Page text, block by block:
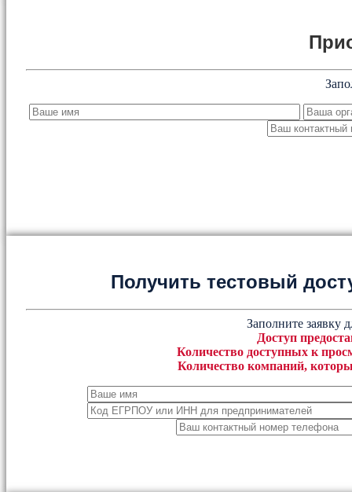
Получить тестовый
Заполните заявку
Доступ
Количество доступных к
Количество компаний,